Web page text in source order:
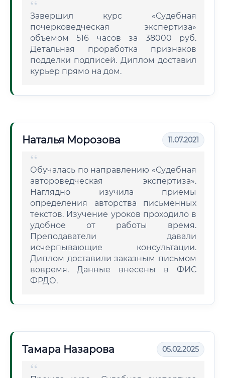
Завершил курс «Судебная
почерковедческая экспертиза»
объемом 516 часов за 38000 руб.
Детальная проработка признаков
подделки подписей. Диплом доставил
курьер прямо на дом.
Наталья Морозова 11.07.2021
Обучалась по направлению «Судебная
автороведческая экспертиза».
Наглядно изучила приемы
определения авторства письменных
текстов. Изучение уроков проходило в
удобное от работы время.
Преподаватели давали
исчерпывающие консультации.
Диплом доставили заказным письмом
вовремя. Данные внесены в ФИС
ФРДО.
Тамара Назарова 05.02.2025